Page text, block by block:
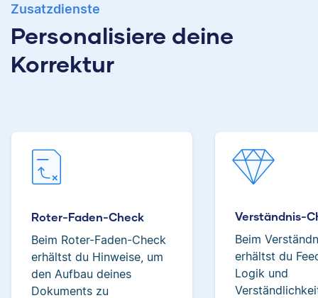
Zusatzdienste
Personalisiere deine
Korrektur
Roter-Faden-Check
Beim Roter-Faden-Check
erhältst du Hinweise, um
den Aufbau deines
Dokuments zu
Verständnis-
Beim
erhältst du
Logik und
und Geschichte
seiner Arbeit als
Fachgebiet dazulernt.
Buches gesammelt.
Neben ihrer Arbeit als
Scribbr-Korrektorin
arbeitet Verena in der
Branche.
Jonathan